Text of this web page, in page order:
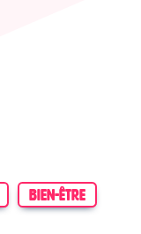
BIEN-ÊTRE